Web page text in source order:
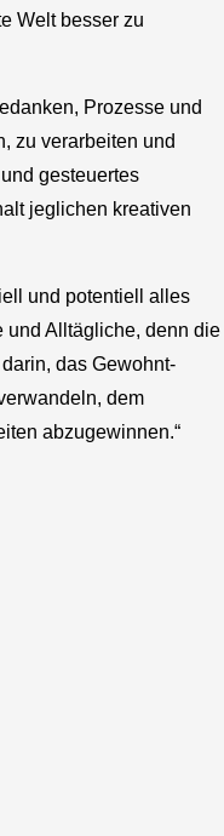
Welt besser zu
Prozesse und
zu verarbeiten und
gesteuertes
jeglichen kreativen
und potentiell alles
und Alltägliche, denn die
das Gewohnt-
dem
abzugewinnen.“